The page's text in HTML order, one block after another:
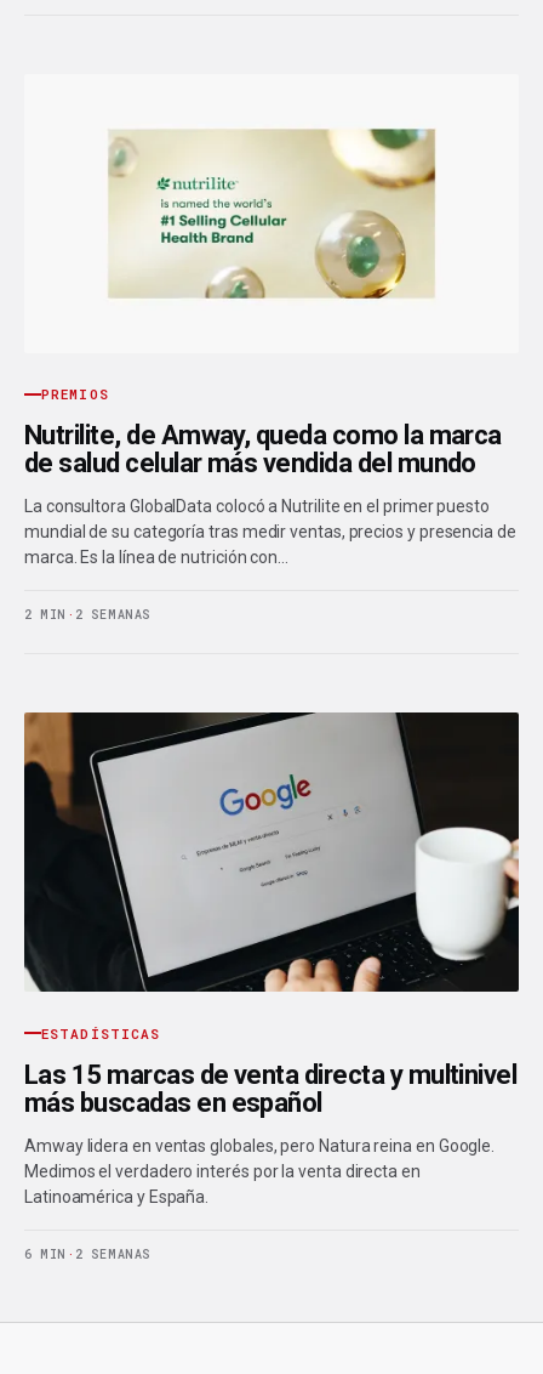
PREMIOS
Nutrilite, de Amway, queda como la marca
de salud celular más vendida del mundo
La consultora GlobalData colocó a Nutrilite en el primer puesto
mundial de su categoría tras medir ventas, precios y presencia de
marca. Es la línea de nutrición con…
2 MIN · 2 SEMANAS
ESTADÍSTICAS
Las 15 marcas de venta directa y multinivel
más buscadas en español
Amway lidera en ventas globales, pero Natura reina en Google.
Medimos el verdadero interés por la venta directa en
Latinoamérica y España.
6 MIN · 2 SEMANAS